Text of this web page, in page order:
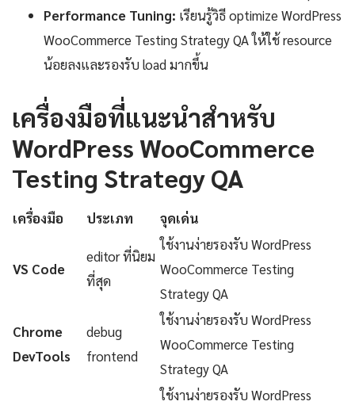
Performance Tuning: เรียนรู้วิธี optimize WordPress
WooCommerce Testing Strategy QA ให้ใช้ resource
น้อยลงและรองรับ load มากขึ้น
เครื่องมือที่แนะนำสำหรับ
WordPress WooCommerce
Testing Strategy QA
เครื่องมือ ประเภท จุดเด่น
VS Code
editor ที่นิยม
ที่สุด
ใช้งานง่ายรองรับ WordPress
WooCommerce Testing
Strategy QA
Chrome
DevTools
debug
frontend
ใช้งานง่ายรองรับ WordPress
WooCommerce Testing
Strategy QA
ใช้งานง่ายรองรับ WordPress